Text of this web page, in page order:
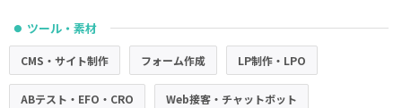
● ツール・素材
CMS・サイト制作 フォーム作成 LP制作・LPO
ABテスト・EFO・CRO Web接客・チャットボット